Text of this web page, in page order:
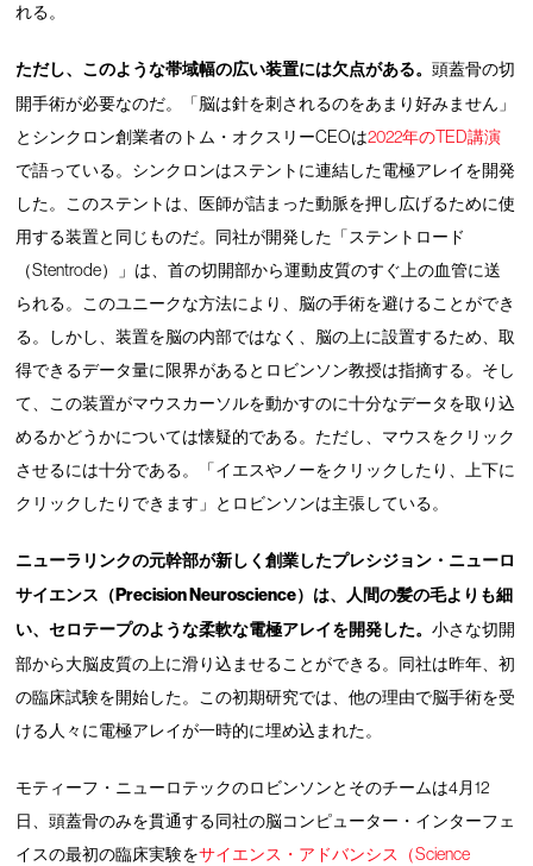
れる。
ただし、このような帯域幅の広い装置には欠点がある。頭蓋骨の切
開手術が必要なのだ。「脳は針を刺されるのをあまり好みません」
とシンクロン創業者のトム・オクスリーCEOは2022年のTED講演
で語っている。シンクロンはステントに連結した電極アレイを開発
した。このステントは、医師が詰まった動脈を押し広げるために使
用する装置と同じものだ。同社が開発した「ステントロード
（Stentrode）」は、首の切開部から運動皮質のすぐ上の血管に送
られる。このユニークな方法により、脳の手術を避けることができ
る。しかし、装置を脳の内部ではなく、脳の上に設置するため、取
得できるデータ量に限界があるとロビンソン教授は指摘する。そし
て、この装置がマウスカーソルを動かすのに十分なデータを取り込
めるかどうかについては懐疑的である。ただし、マウスをクリック
させるには十分である。「イエスやノーをクリックしたり、上下に
クリックしたりできます」とロビンソンは主張している。
ニューラリンクの元幹部が新しく創業したプレシジョン・ニューロ
サイエンス（Precision Neuroscience）は、人間の髪の毛よりも細
い、セロテープのような柔軟な電極アレイを開発した。小さな切開
部から大脳皮質の上に滑り込ませることができる。同社は昨年、初
の臨床試験を開始した。この初期研究では、他の理由で脳手術を受
ける人々に電極アレイが一時的に埋め込まれた。
モティーフ・ニューロテックのロビンソンとそのチームは4月12
日、頭蓋骨のみを貫通する同社の脳コンピューター・インターフェ
イスの最初の臨床実験をサイエンス・アドバンシス（Science